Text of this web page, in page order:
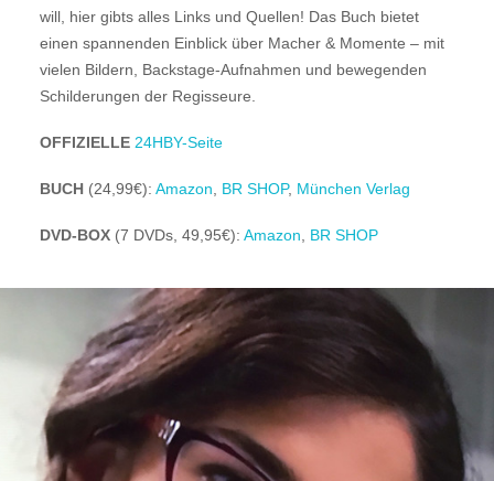
will, hier gibts alles Links und Quellen! Das Buch bietet
einen spannenden Einblick über Macher & Momente – mit
vielen Bildern, Backstage-Aufnahmen und bewegenden
Schilderungen der Regisseure.
OFFIZIELLE 24HBY-Seite
BUCH (24,99€): Amazon BR SHOP, München Verlag
DVD-BOX (7 DVDs, 49,95€): Amazon BR SHOP